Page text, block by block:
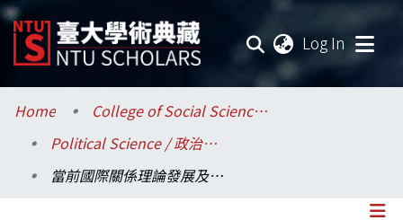
Log In
Communities & Collections
Research Outputs
Home
College of Social Sciences / 社會科學院
Political Science / 政治學系
當前國際關係理論發展及其評估